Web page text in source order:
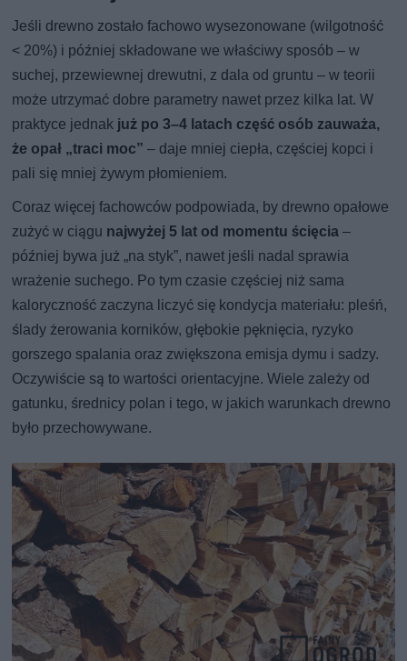
Jeśli drewno zostało fachowo wysezonowane (wilgotność
< 20%) i później składowane we właściwy sposób – w
suchej, przewiewnej drewutni, z dala od gruntu – w teorii
może utrzymać dobre parametry nawet przez kilka lat. W
praktyce jednak już po 3–4 latach część osób zauważa,
że opał „traci moc” – daje mniej ciepła, częściej kopci i
pali się mniej żywym płomieniem.
Coraz więcej fachowców podpowiada, by drewno opałowe
zużyć w ciągu najwyżej 5 lat od momentu ścięcia –
później bywa już „na styk”, nawet jeśli nadal sprawia
wrażenie suchego. Po tym czasie częściej niż sama
kaloryczność zaczyna liczyć się kondycja materiału: pleśń,
ślady żerowania korników, głębokie pęknięcia, ryzyko
gorszego spalania oraz zwiększona emisja dymu i sadzy.
Oczywiście są to wartości orientacyjne. Wiele zależy od
gatunku, średnicy polan i tego, w jakich warunkach drewno
było przechowywane.